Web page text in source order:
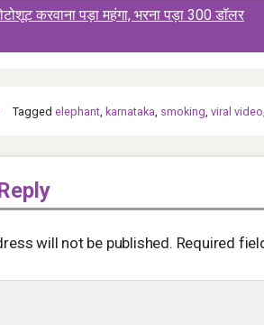
करवाना पड़ा महंगा, भरना पड़ा 300 डॉलर
Tagged elephant, karnataka, smoking, viral video,
will not be published. Required